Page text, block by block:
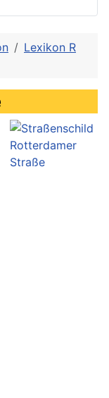
Lexikon R